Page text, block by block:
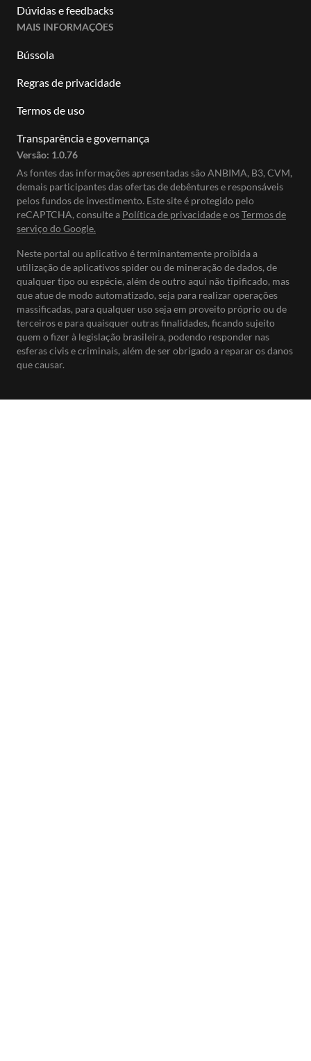
Dúvidas e feedbacks
MAIS INFORMAÇÕES
Bússola
Regras de privacidade
Termos de uso
Transparência e governança
Versão: 1.0.76
As fontes das informações apresentadas são ANBIMA, B3, CVM,
demais participantes das ofertas de debêntures e responsáveis
pelos fundos de investimento. Este site é protegido pelo
reCAPTCHA, consulte a Política de privacidadee osTermos de
serviço do Google.
Neste portal ou aplicativo é terminantemente proibida a
utilização de aplicativos spider ou de mineração de dados, de
qualquer tipo ou espécie, além de outro aqui não tipificado, mas
que atue de modo automatizado, seja para realizar operações
massificadas, para qualquer uso seja em proveito próprio ou de
terceiros e para quaisquer outras finalidades, ficando sujeito
quem o fizer à legislação brasileira, podendo responder nas
esferas civis e criminais, além de ser obrigado a reparar os danos
que causar.